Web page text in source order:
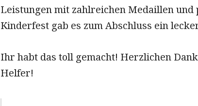
Leistungen mit zahlreichen Medaillen und
Kinderfest gab es zum Abschluss ein
Ihr habt das toll gemacht! Herzlichen
Helfer!